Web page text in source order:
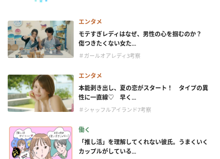
エンタメ
モテすぎレディはなぜ、男性の心を掴むのか？
傷つきたくない女た...
＃ガールオアレディ3考察
エンタメ
本能剥き出し、夏の恋がスタート！ タイプの異
性に一直線♡ 早く...
＃シャッフルアイランド7考察
働く
「推し活」を理解してくれない彼氏。うまくいく
カップルがしている...